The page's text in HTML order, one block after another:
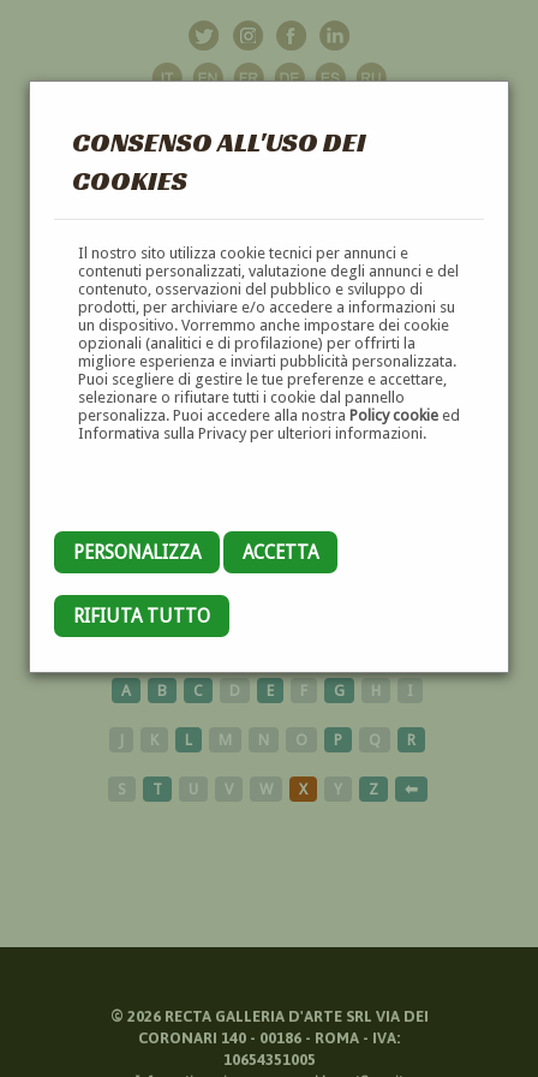
CONSENSO ALL'USO DEI
COOKIES
Il nostro sito utilizza cookie tecnici per annunci e
contenuti personalizzati, valutazione degli annunci e del
contenuto, osservazioni del pubblico e sviluppo di
prodotti, per archiviare e/o accedere a informazioni su
un dispositivo. Vorremmo anche impostare dei cookie
opzionali (analitici e di profilazione) per offrirti la
migliore esperienza e inviarti pubblicità personalizzata.
Puoi scegliere di gestire le tue preferenze e accettare,
selezionare o rifiutare tutti i cookie dal pannello
personalizza. Puoi accedere alla nostra Policy cookieed
Informativa sulla Privacy per ulteriori informazioni.
PERSONALIZZA ACCETTA
RIFIUTA TUTTO
GALLERIAD'ARTE
DIPINTI E SCULTURE '800 E '900
FUMETTISTI
A B C D E F G H I
J K L M N O P Q R
S T U V W X Y Z ⬅
© 2026RECTA GALLERIA D'ARTE SRL VIA DEI
CORONARI 140 - 00186 - ROMA - IVA:
10654351005